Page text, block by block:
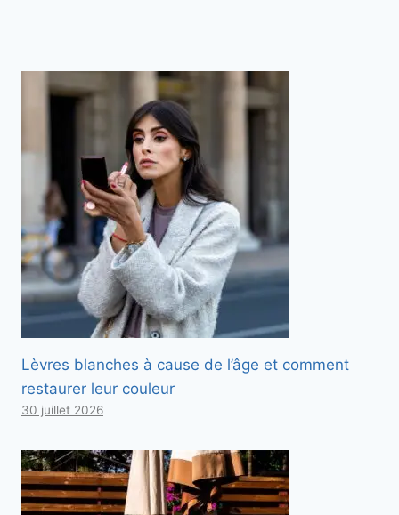
Lèvres blanches à cause de l’âge et comment
restaurer leur couleur
30 juillet 2026